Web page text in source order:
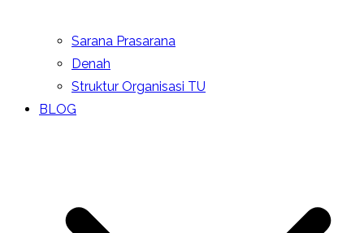
Sarana Prasarana
Denah
Struktur Organisasi TU
BLOG